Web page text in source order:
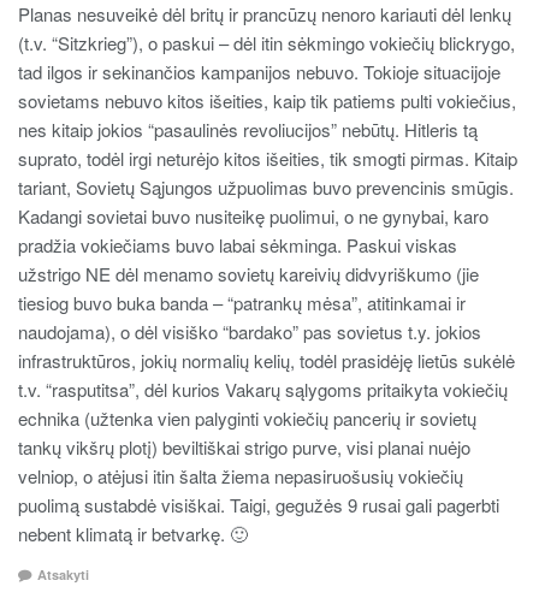
Planas nesuveikė dėl britų ir prancūzų nenoro kariauti dėl lenkų
(t.v. “Sitzkrieg”), o paskui – dėl itin sėkmingo vokiečių blickrygo,
tad ilgos ir sekinančios kampanijos nebuvo. Tokioje situacijoje
sovietams nebuvo kitos išeities, kaip tik patiems pulti vokiečius,
nes kitaip jokios “pasaulinės revoliucijos” nebūtų. Hitleris tą
suprato, todėl irgi neturėjo kitos išeities, tik smogti pirmas. Kitaip
tariant, Sovietų Sąjungos užpuolimas buvo prevencinis smūgis.
Kadangi sovietai buvo nusiteikę puolimui, o ne gynybai, karo
pradžia vokiečiams buvo labai sėkminga. Paskui viskas
užstrigo NE dėl menamo sovietų kareivių didvyriškumo (jie
tiesiog buvo buka banda – “patrankų mėsa”, atitinkamai ir
naudojama), o dėl visiško “bardako” pas sovietus t.y. jokios
infrastruktūros, jokių normalių kelių, todėl prasidėję lietūs sukėlė
t.v. “rasputitsa”, dėl kurios Vakarų sąlygoms pritaikyta vokiečių
echnika (užtenka vien palyginti vokiečių pancerių ir sovietų
tankų vikšrų plotį) beviltiškai strigo purve, visi planai nuėjo
velniop, o atėjusi itin šalta žiema nepasiruošusių vokiečių
puolimą sustabdė visiškai. Taigi, gegužės 9 rusai gali pagerbti
nebent klimatą ir betvarkę. 🙂
Atsakyti